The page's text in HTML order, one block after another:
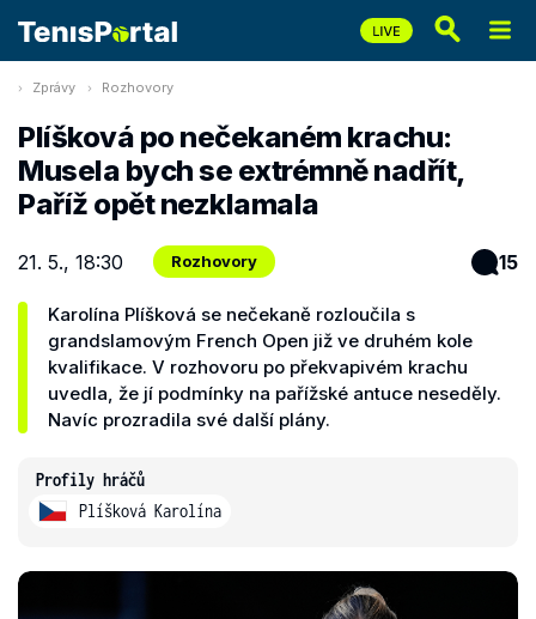
Zprávy Rozhovory
Plíšková po nečekaném krachu:
Musela bych se extrémně nadřít,
Paříž opět nezklamala
21. 5., 18:30 Rozhovory 15
Karolína Plíšková se nečekaně rozloučila s
grandslamovým French Open již ve druhém kole
kvalifikace. V rozhovoru po překvapivém krachu
uvedla, že jí podmínky na pařížské antuce neseděly.
Navíc prozradila své další plány.
Profily hráčů
Plíšková Karolína